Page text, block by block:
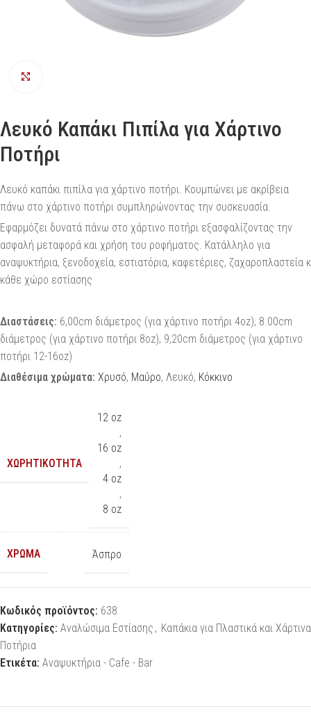
Λευκό Καπάκι Πιπίλα για Χάρτινο
Ποτήρι
Λευκό καπάκι πιπίλα για χάρτινο ποτήρι. Κουμπώνει με ακρίβεια
πάνω στο χάρτινο ποτήρι συμπληρώνοντας την συσκευασία.
Εφαρμόζει δυνατά πάνω στο χάρτινο ποτήρι εξασφαλίζοντας την
ασφαλή μεταφορά και χρήση του ροφήματος. Κατάλληλο για
αναψυκτήρια, ξενοδοχεία, εστιατόρια, καφετέριες, ζαχαροπλαστεία κ
κάθε χώρο εστίασης
Διαστάσεις: 6,00cm διάμετρος (για χάρτινο ποτήρι 4oz), 8.00cm
διάμετρος (για χάρτινο ποτήρι 8oz), 9,20cm διάμετρος (για χάρτινο
ποτήρι 12-16oz)
Διαθέσιμα χρώματα: Χρυσό, Μαύρο, Λευκό, Κόκκινο
ΧΩΡΗΤΙΚΌΤΗΤΑ
12 oz
,
16 oz
,
4 oz
,
8 oz
ΧΡΏΜΑ Άσπρο
Κωδικός προϊόντος: 638
Κατηγορίες: Αναλώσιμα Εστίασης , Καπάκια για Πλαστικά και Χάρτινα
Ποτήρια
Ετικέτα: Αναψυκτήρια - Cafe - Bar